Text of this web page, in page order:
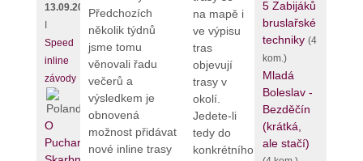
13.09.2026
Speed
inline
závody
O
Puchar
Předchozích
několik týdnů
jsme tomu
věnovali řadu
večerů a
výsledkem je
obnovená
možnost přidávat
nové inline trasy
na mapě i
ve výpisu
tras
objevují
trasy v
okolí.
Jedete-li
tedy do
konkrétního
5 Zabijáků
bruslařské
techniky (4
kom.)
Mladá
Boleslav -
Bezděčín
(krátká,
ale stačí)